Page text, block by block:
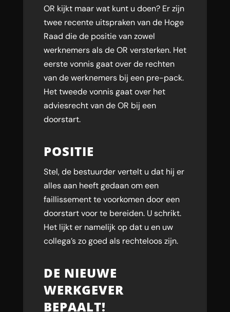
OR kijkt maar wat kunt u doen? Er zijn
twee recente uitspraken van de Hoge
Raad die de positie van zowel
werknemers als de OR versterken. Het
eerste vonnis gaat over de rechten
van de werknemers bij een pre-pack.
Het tweede vonnis gaat over het
adviesrecht van de OR bij een
doorstart.
POSITIE
Stel, de bestuurder vertelt u dat hij er
alles aan heeft gedaan om een
faillissement te voorkomen door een
doorstart voor te bereiden. U schrikt.
Het lijkt er namelijk op dat u en uw
collega’s zo goed als rechteloos zijn.
DE NIEUWE
WERKGEVER
BEPAALT!